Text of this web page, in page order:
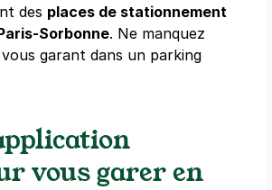
(tarifs dégressifs)
- Forum des Halles
des places de stationnement
Sorbonne. Ne manquez
garant dans un parking
vous garer en